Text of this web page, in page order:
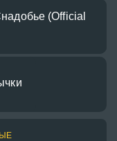
(Official